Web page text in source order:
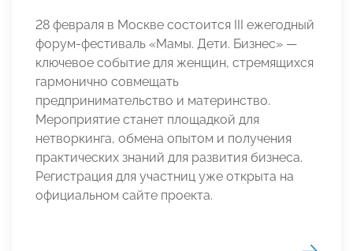
28 февраля в Москве состоится III ежегодный
форум-фестиваль «Мамы. Дети. Бизнес» —
ключевое событие для женщин, стремящихся
гармонично совмещать
предпринимательство и материнство.
Мероприятие станет площадкой для
нетворкинга, обмена опытом и получения
практических знаний для развития бизнеса.
Регистрация для участниц уже открыта на
официальном сайте проекта.